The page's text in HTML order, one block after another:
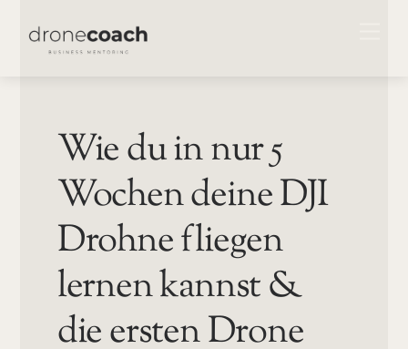
Wie du in nur 5
Wochen deine DJI
Drohne fliegen
lernen kannst &
die ersten Drone